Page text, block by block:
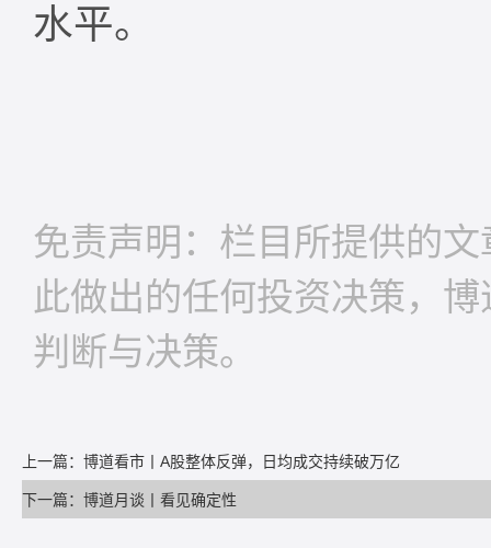
水平。
免责声明：栏目所提供的
此做出的任何投资决策，
判断与决策。
上一篇：博道看市丨A股整体反弹，日均成交持续破万亿
下一篇：博道月谈丨看见确定性